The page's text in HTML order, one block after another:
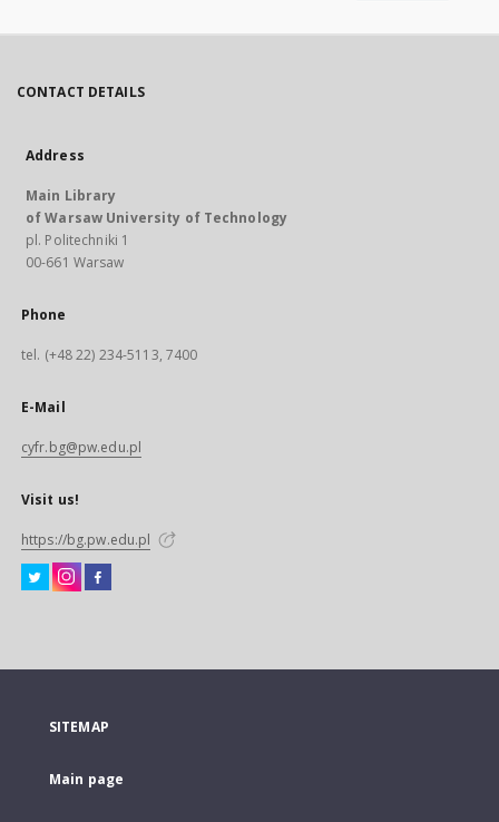
CONTACT DETAILS
Address
Main Library
of Warsaw University of Technology
pl. Politechniki 1
00-661 Warsaw
Phone
tel. (+48 22) 234-5113, 7400
E-Mail
cyfr.bg@pw.edu.pl
Visit us!
https://bg.pw.edu.pl
SITEMAP
Main page